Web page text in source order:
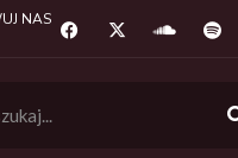
NAS